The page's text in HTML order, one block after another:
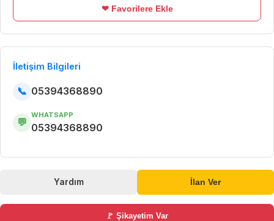
❤ Favorilere Ekle
İletişim Bilgileri
📞 05394368890
💬
WHATSAPP
05394368890
Yardım İlan Ver
🚩 Şikayetim Var